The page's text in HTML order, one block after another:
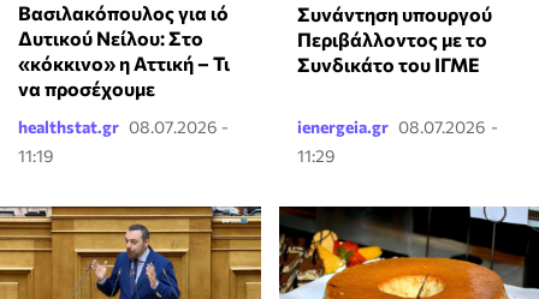
Βασιλακόπουλος για ιό
Δυτικού Νείλου: Στο
«κόκκινο» η Αττική – Τι
να προσέχουμε
healthstat.gr 08.07.2026 -
11:19
Συνάντηση υπουργού
Περιβάλλοντος με το
Συνδικάτο του ΙΓΜΕ
ienergeia.gr 08.07.2026 -
11:29